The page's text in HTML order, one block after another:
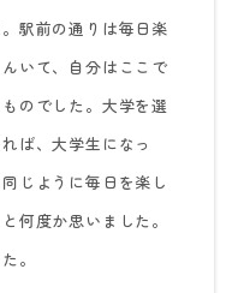
駅前の通りは毎日楽
いて、自分はここで
のでした。大学を選
ば、大学生になっ
じように毎日を楽し
何度か思いました。
。